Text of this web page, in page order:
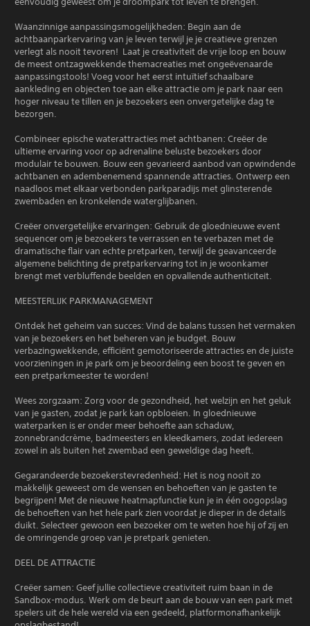
Waanzinnige aanpassingsmogelijkheden: Begin aan de
achtbaanparkervaring van je leven terwijl je je creatieve grenzen
verlegt als nooit tevoren! Laat je creativiteit de vrije loop en bouw
de meest ontzagwekkende themacreaties met ongeëvenaarde
aanpassingstools! Voeg voor het eerst intuïtief schaalbare
aankleding en objecten toe aan elke attractie om je park naar een
hoger niveau te tillen en je bezoekers een onvergetelijke dag te
bezorgen.
Combineer epische waterattracties met achtbanen: Creëer de
ultieme ervaring voor op adrenaline beluste bezoekers door
modulair te bouwen. Bouw een gevarieerd aanbod van opwindende
achtbanen en adembenemend spannende attracties. Ontwerp een
naadloos met elkaar verbonden parkparadijs met glinsterende
zwembaden en kronkelende waterglijbanen.
Creëer onvergetelijke ervaringen: Gebruik de gloednieuwe event
sequencer om je bezoekers te verrassen en te verbazen met de
dramatische flair van echte pretparken, terwijl de geavanceerde
algemene belichting de pretparkervaring tot in je woonkamer
brengt met verbluffende beelden en opvallende authenticiteit.
MEESTERLIJK PARKMANAGEMENT
Ontdek het geheim van succes: Vind de balans tussen het vermaken
van je bezoekers en het beheren van je budget. Bouw
verbazingwekkende, efficiënt gemotoriseerde attracties en de juiste
voorzieningen in je park om je beoordeling een boost te geven en
een pretparkmeester te worden!
Wees zorgzaam: Zorg voor de gezondheid, het welzijn en het geluk
van je gasten, zodat je park kan opbloeien. In gloednieuwe
waterparken is er onder meer behoefte aan schaduw,
zonnebrandcrème, badmeesters en kleedkamers, zodat iedereen
zowel in als buiten het zwembad een geweldige dag heeft.
Gegarandeerde bezoekerstevredenheid: Het is nog nooit zo
makkelijk geweest om de wensen en behoeften van je gasten te
begrijpen! Met de nieuwe heatmapfunctie kun je in één oogopslag
de behoeften van het hele park zien voordat je dieper in de details
duikt. Selecteer gewoon een bezoeker om te weten hoe hij of zij en
de omringende groep van je pretpark genieten.
DEEL DE ATTRACTIE
Creëer samen: Geef jullie collectieve creativiteit ruim baan in de
Sandbox-modus. Werk om de beurt aan de bouw van een park met
spelers uit de hele wereld via een gedeeld, platformonafhankelijk